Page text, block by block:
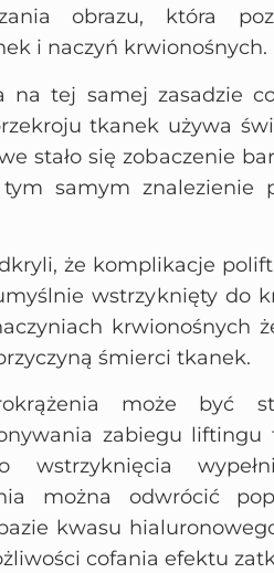
obrazu, która
i naczyń krwionośnych.
na tej samej zasadzie
tkanek używa
stało się zobaczenie
samym znalezienie
że komplikacje
wstrzyknięty do
krwionośnych
śmierci tkanek.
może być
zabiegu liftingu
wstrzyknięcia
można odwrócić
kwasu
cofania efektu